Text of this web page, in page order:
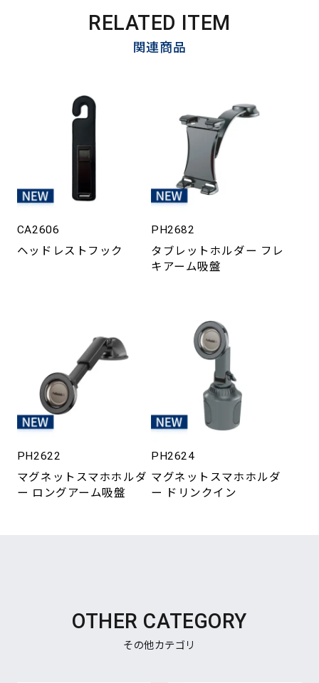
RELATED ITEM
関連商品
CA2606
ヘッドレストフック
PH2682
タブレットホルダー フレ
キアーム吸盤
PH2622
マグネットスマホホルダ
ー ロングアーム吸盤
PH2624
マグネットスマホホルダ
ー ドリンクイン
OTHER CATEGORY
その他カテゴリ